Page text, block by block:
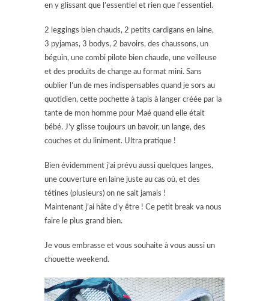
en y glissant que l’essentiel et rien que l’essentiel.
2 leggings bien chauds, 2 petits cardigans en laine,
3 pyjamas, 3 bodys, 2 bavoirs, des chaussons, un
béguin, une combi pilote bien chaude, une veilleuse
et des produits de change au format mini. Sans
oublier l’un de mes indispensables quand je sors au
quotidien, cette pochette à tapis à langer créée par la
tante de mon homme pour Maé quand elle était
bébé. J’y glisse toujours un bavoir, un lange, des
couches et du liniment. Ultra pratique !
Bien évidemment j’ai prévu aussi quelques langes,
une couverture en laine juste au cas où, et des
tétines (plusieurs) on ne sait jamais !
Maintenant j’ai hâte d’y être ! Ce petit break va nous
faire le plus grand bien.
Je vous embrasse et vous souhaite à vous aussi un
chouette weekend.